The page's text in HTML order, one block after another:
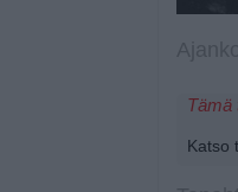
Tämä
Katso